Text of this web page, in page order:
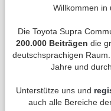
Willkommen in
Die Toyota Supra
200.000 Beiträgen die
deutschsprachigen
Jahre und
Unterstütze uns und
auch alle Bereiche